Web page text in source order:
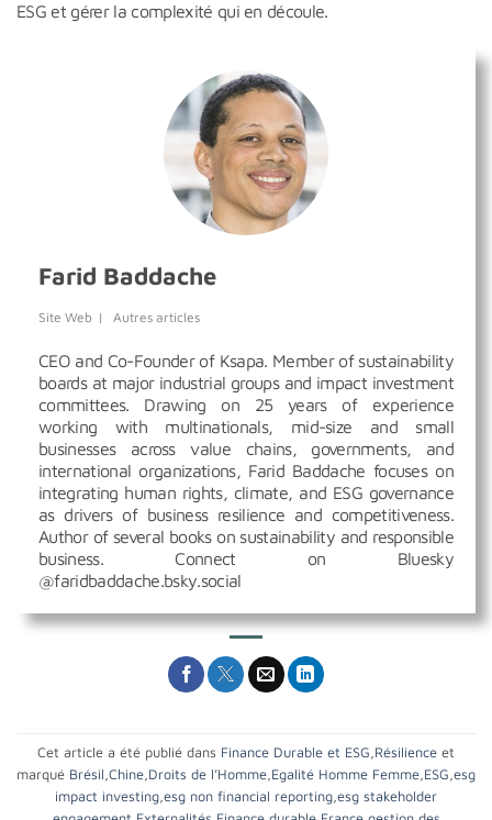
ESG et gérer la complexité qui en découle.
Farid Baddache
Site Web | Autres articles
CEO and Co-Founder of Ksapa. Member of sustainability
boards at major industrial groups and impact investment
committees. Drawing on 25 years of experience
working with multinationals, mid-size and small
businesses across value chains, governments, and
international organizations, Farid Baddache focuses on
integrating human rights, climate, and ESG governance
as drivers of business resilience and competitiveness.
Author of several books on sustainability and responsible
business. Connect on Bluesky
@faridbaddache.bsky.social
Cet article a été publié dans Finance Durable et ESG Résilience et
marqué Brésil Chine Droits de l’Homme Egalité Homme Femme ESG esg
impact investing esg non financial reporting esg stakeholder